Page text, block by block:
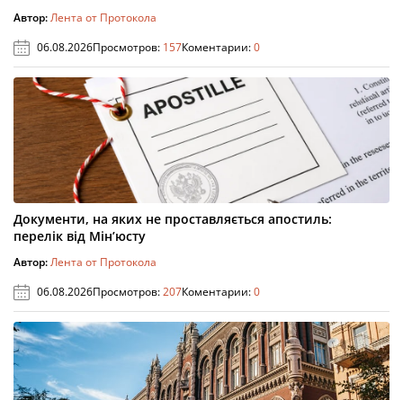
Автор:Лента от Протокола
06.08.2026Просмотров: 157Коментарии:0
Документи, на яких не проставляється апостиль:
перелік від Мін’юсту
Автор:Лента от Протокола
06.08.2026Просмотров:207Коментарии:0